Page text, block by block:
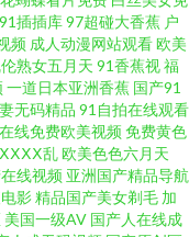
家庭 操碰视频免费 高清肏
源首页 国产超碰99 老司机
拍网站 欧美福利九九 日韩
碰超碰 美女被入 日韩精品
91豆花免费看片 超碰97打
91插插库97超碰大香蕉 户
频 成人动漫网站观看欧美
熟女五月天 91香蕉视福
一道日本亚洲香蕉 国产91
无码精品 91自拍在线观看
在线免费欧美视频免费黄色
乱欧美色色六月天
线视频 亚洲国产精品导航
影精品国产美女剃毛 加
美国一级AV 国产人在线成